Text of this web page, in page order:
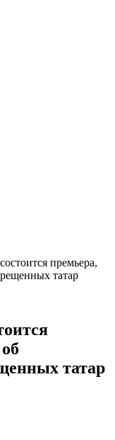
премьера,
татар
татар